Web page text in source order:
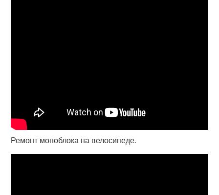
Ремонт моноблока на велосипеде.